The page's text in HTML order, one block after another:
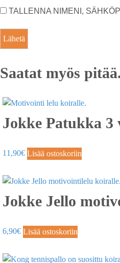
TALLENNA NIMENI,
Saatat myös
Jokke Patukka 3
11,90€ Lisää ostoskoriin
Jokke Jello
6,90€ Lisää ostoskoriin